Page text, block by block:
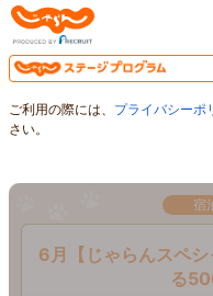
ご利用の際には、 プライバシーポ
さい。
宿
6月【じゃらんスペ
る